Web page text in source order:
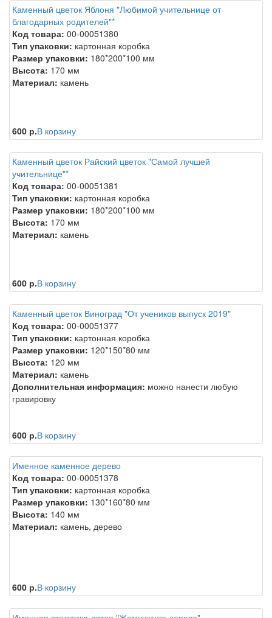
Каменный цветок Яблоня "Любимой учительнице от
благодарных родителей"*
Код товара: 00-00051380
Тип упаковки: картонная коробка
Размер упаковки: 180*200*100 мм
Высота: 170 мм
Материал: камень
600 р.В корзину
Каменный цветок Райский цветок "Самой лучшей
учительнице"*
Код товара: 00-00051381
Тип упаковки: картонная коробка
Размер упаковки: 180*200*100 мм
Высота: 170 мм
Материал: камень
600 р.В корзину
Каменный цветок Виноград "От учеников выпуск 2019"
Код товара: 00-00051377
Тип упаковки: картонная коробка
Размер упаковки: 120*150*80 мм
Высота: 120 мм
Материал: камень
Дополнительная информация: можно нанести любую
гравировку
600 р.В корзину
Именное каменное дерево
Код товара: 00-00051378
Тип упаковки: картонная коробка
Размер упаковки: 130*160*80 мм
Высота: 140 мм
Материал: камень, дерево
600 р.В корзину